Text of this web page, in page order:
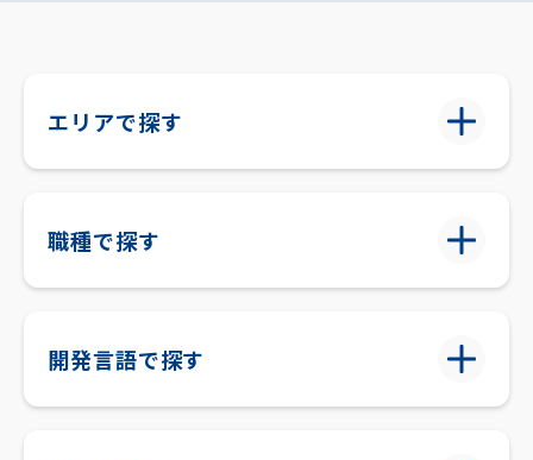
エリアで探す
職種で探す
開発言語で探す